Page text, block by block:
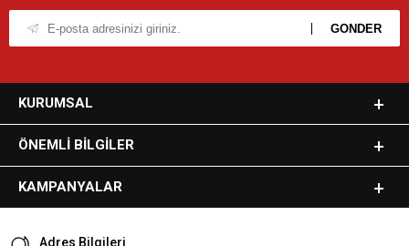
KURUMSAL
ÖNEMLI BILGILER
KAMPANYALAR
Adres Bilgileri